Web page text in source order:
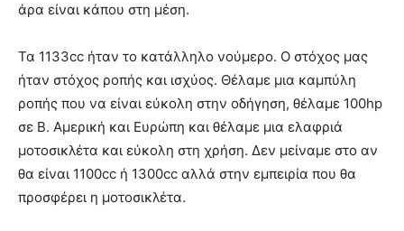
άρα είναι κάπου στη μέση.
Τα 1133cc ήταν το κατάλληλο νούμερο. Ο στόχος μας
ήταν στόχος ροπής και ισχύος. Θέλαμε μια καμπύλη
ροπής που να είναι εύκολη στην οδήγηση, θέλαμε 100hp
σε Β. Αμερική και Ευρώπη και θέλαμε μια ελαφριά
μοτοσικλέτα και εύκολη στη χρήση. Δεν μείναμε στο αν
θα είναι 1100cc ή 1300cc αλλά στην εμπειρία που θα
προσφέρει η μοτοσικλέτα.